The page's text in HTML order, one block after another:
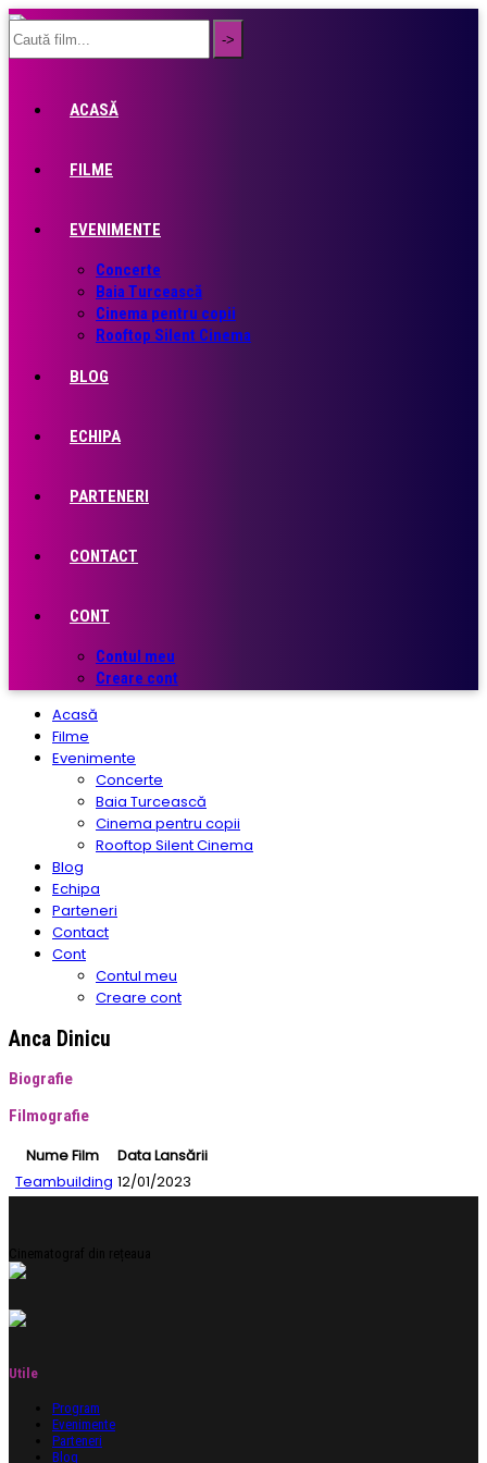
ACASĂ
FILME
EVENIMENTE
Concerte
Baia Turcească
Cinema pentru copii
Rooftop Silent Cinema
BLOG
ECHIPA
PARTENERI
CONTACT
CONT
Contul meu
Creare cont
Acasă
Filme
Evenimente
Concerte
Baia Turcească
Cinema pentru copii
Rooftop Silent Cinema
Blog
Echipa
Parteneri
Contact
Cont
Contul meu
Creare cont
Anca Dinicu
Biografie
Filmografie
Nume Film
Data Lansării
Teambuilding 12/01/2023
Cinematograf din rețeaua
Utile
Program
Evenimente
Parteneri
Blog